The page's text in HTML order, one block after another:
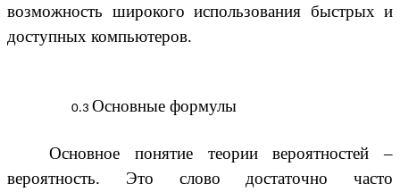
возможность широкого использования быстрых и
доступных компьютеров.
Основные формулы
Основное понятие теории вероятностей –
вероятность. Это слово достаточно часто